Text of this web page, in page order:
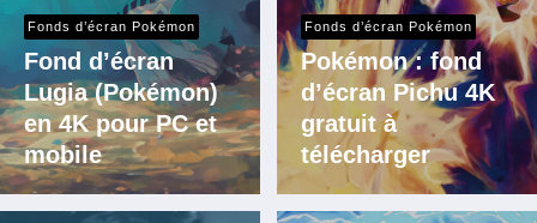
Fonds d’écran Pokémon
Fond d’écran
Lugia (Pokémon)
en 4K pour PC et
mobile
Fonds d’écran Pokémon
Pokémon : fond
d’écran Pichu 4K
gratuit à
télécharger